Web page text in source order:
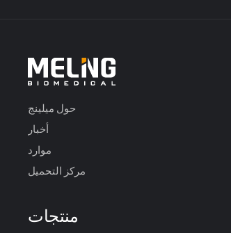
حول ميلينج
أخبار
موارد
مركز التحميل
منتجات